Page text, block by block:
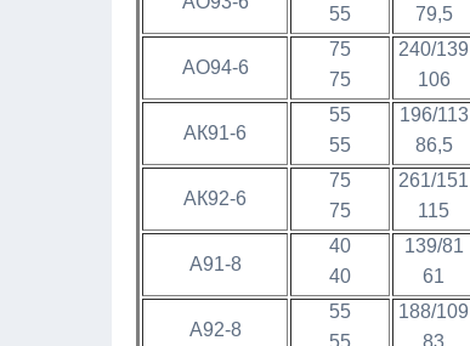
55
79,5
АО94-6
75
75
240/139
106
АК91-6
55
55
196/113
86,5
АК92-6
75
75
261/151
115
А91-8
40
40
139/81
61
А92-8
55
55
188/109
83